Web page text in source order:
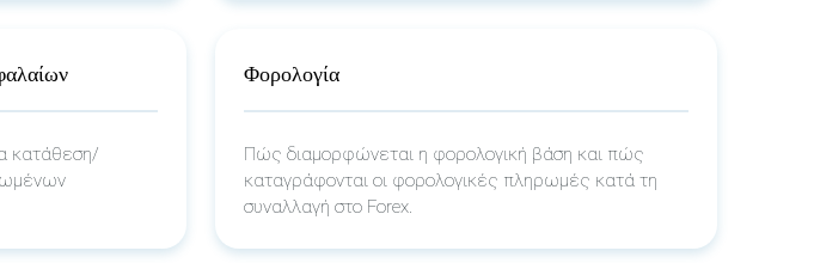
κατάθεση/
Φορολογία
Πώς διαμορφώνεται η φορολογική βάση και πώς
καταγράφονται οι φορολογικές πληρωμές κατά τη
συναλλαγή στο Forex.